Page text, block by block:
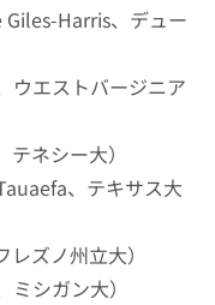
Harris、デュー
ウエストバージニア
ネシー大）
、テキサス大
ズノ州立大）
ミシガン大）